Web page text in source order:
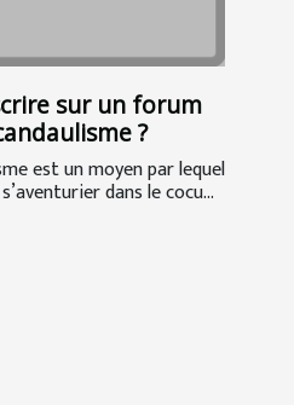
sur un forum
?
est un moyen par lequel
dans le cocu...